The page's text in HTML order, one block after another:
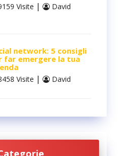
Visite | David
network: 5 consigli
far emergere la tua
Visite | David